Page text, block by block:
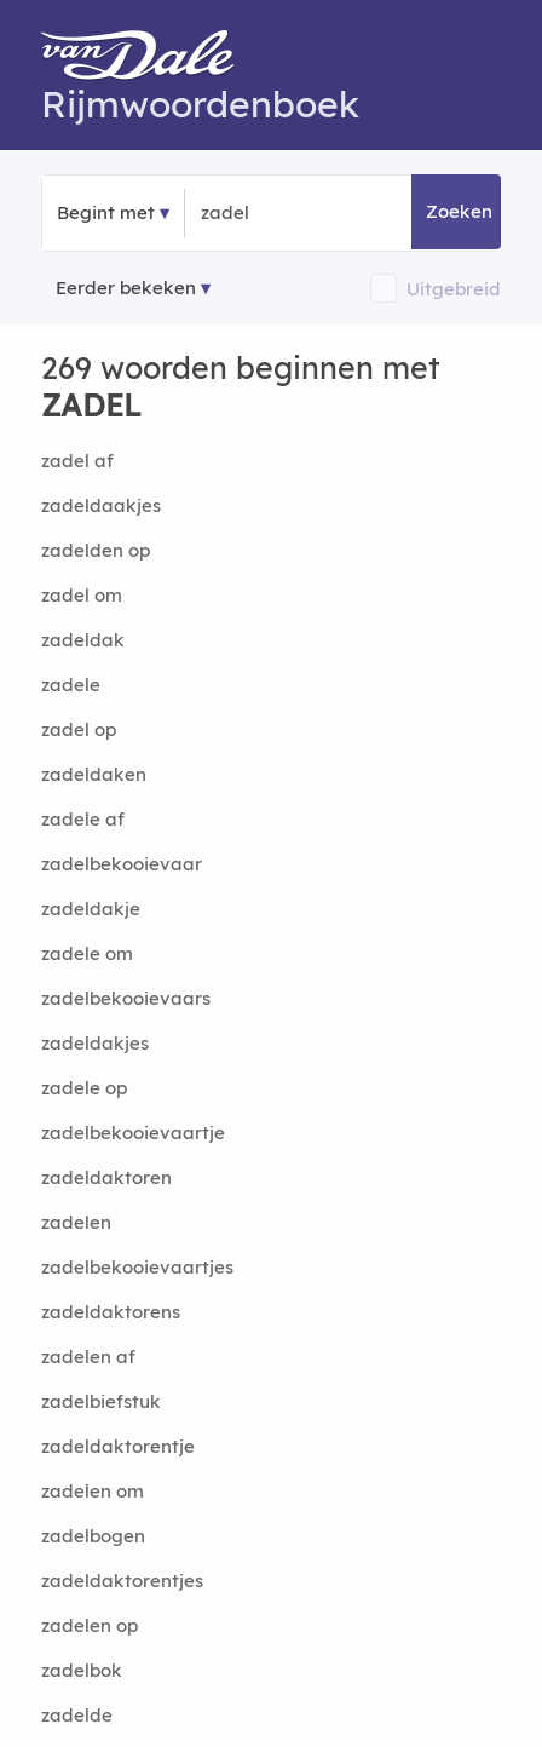
Rijmwoordenboek
Begint met Zoeken
Eerder bekeken Uitgebreid
269 woorden beginnen met
ZADEL
zadel af
zadeldaakjes
zadelden op
zadel om
zadeldak
zadele
zadel op
zadeldaken
zadele af
zadelbekooievaar
zadeldakje
zadele om
zadelbekooievaars
zadeldakjes
zadele op
zadelbekooievaartje
zadeldaktoren
zadelen
zadelbekooievaartjes
zadeldaktorens
zadelen af
zadelbiefstuk
zadeldaktorentje
zadelen om
zadelbogen
zadeldaktorentjes
zadelen op
zadelbok
zadelde